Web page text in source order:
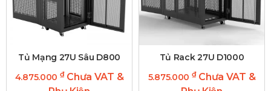
Tủ Mạng 27U Sâu D800
4.875.000 ₫Chưa VAT &
Tủ Rack 27U D1000
5.875.000 ₫Chưa VAT &